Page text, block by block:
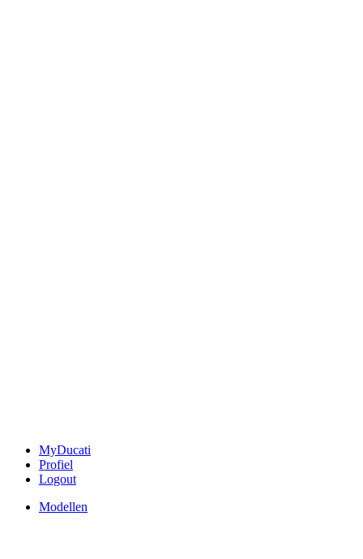
MyDucati
Profiel
Logout
Modellen